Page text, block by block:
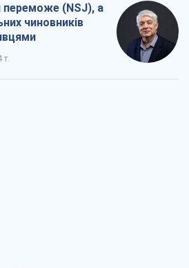
переможе (NSJ), а
чиновників
т.